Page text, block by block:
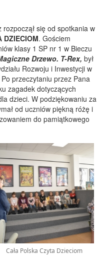
się od spotkania w
DZIECIOM. Gościem
klasy 1 SP nr 1 w Bieczu
Drzewo. T-Rex, był
Rozwoju i Inwestycji w
przeczytaniu przez Pana
zagadek dotyczących
dzieci. W podziękowaniu za
od uczniów piękną różę i
do pamiątkowego
Cała Polska Czyta Dzieciom